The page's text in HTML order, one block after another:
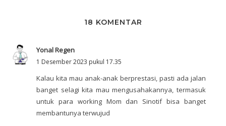
18 KOMENTAR
Yonal Regen
1 Desember 2023 pukul 17.35
Kalau kita mau anak-anak berprestasi, pasti ada jalan
banget selagi kita mau mengusahakannya, termasuk
untuk para working Mom dan Sinotif bisa banget
membantunya terwujud